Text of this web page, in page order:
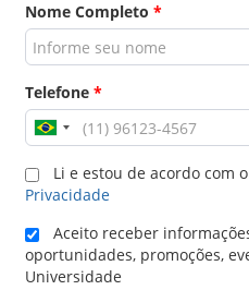
Nome Completo *
Telefone *
Li e estou de acordo com o
Privacidade
Aceito receber
oportunidades, promoções,
Universidade